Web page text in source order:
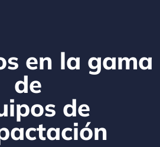
en la gama
de
de